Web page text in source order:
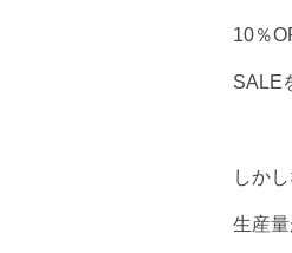
10％
SALE
しか
生産